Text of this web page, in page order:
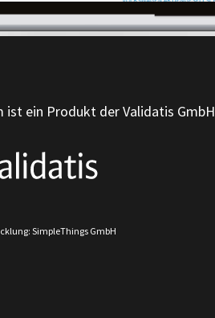
ein Produkt der Validatis GmbH
SimpleThings GmbH